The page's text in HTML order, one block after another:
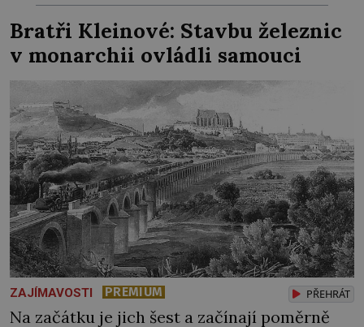
cejchu zrádce se už nezbaví… Tři roky
stačily! Škola pro něj není. Jindřich Michal
Hýzrle z Chodů (1575–1665) se v ní nudí. 10letý
chlapec chce procestovat […]
Bratři Kleinové: Stavbu železnic
v monarchii ovládli samouci
ZAJÍMAVOSTI PREMIUM PŘEHRÁT
Na začátku je jich šest a začínají poměrně